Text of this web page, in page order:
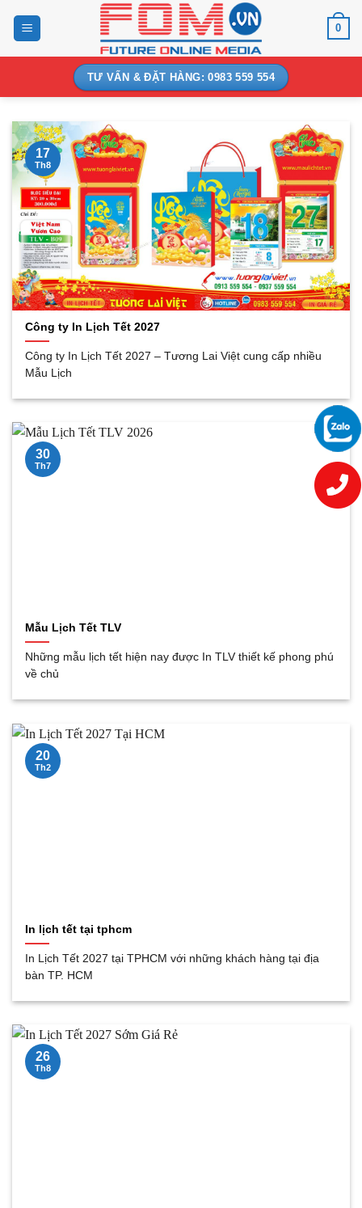
0
TƯ VẤN & ĐẶT HÀNG: 0983 559 554
Công ty In Lịch Tết 2027
Công ty In Lịch Tết 2027 – Tương Lai Việt cung cấp nhiều
Mẫu Lịch
17
Th8
Mẫu Lịch Tết TLV
Những mẫu lịch tết hiện nay được In TLV thiết kế phong phú
về chủ
30
Th7
In lịch tết tại tphcm
In Lịch Tết 2027 tại TPHCM với những khách hàng tại địa
bàn TP. HCM
20
Th2
26
Th8